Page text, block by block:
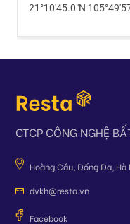
21°10'45.0"N
CTCP CÔNG NGHỆ
Hoàng Cầu, Đống Đa, Hà
dvkh@resta.vn
Facebook